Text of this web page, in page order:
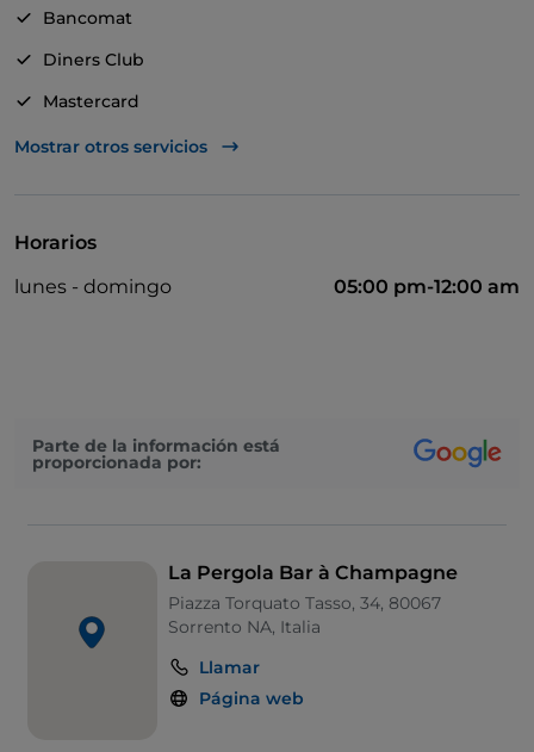
Bancomat
Diners Club
Mastercard
TheFork PAY
Mostrar otros servicios
Horarios
lunes - domingo
05:00 pm-12:00 am
Parte de la información está
proporcionada por:
La Pergola Bar à Champagne
Piazza Torquato Tasso, 34, 80067
Sorrento NA, Italia
Llamar
Página web